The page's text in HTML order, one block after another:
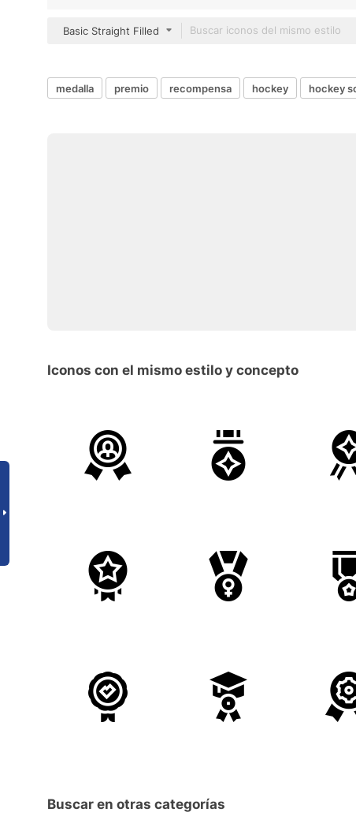
Basic Straight Filled
medalla premio recompensa hockey hockey
Iconos con el mismo estilo y concepto
Buscar en otras categorías